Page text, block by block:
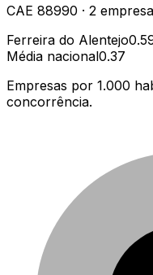
CAE 88990 · 2
Ferreira do Alentejo
Média nacional0.37
Empresas por 1.000
concorrência.